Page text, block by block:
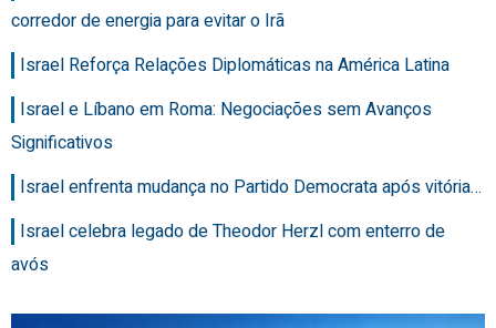
corredor de energia para evitar o Irã
Israel Reforça Relações Diplomáticas na América Latina
Israel e Líbano em Roma: Negociações sem Avanços
Significativos
Israel enfrenta mudança no Partido Democrata após vitória…
Israel celebra legado de Theodor Herzl com enterro de
avós